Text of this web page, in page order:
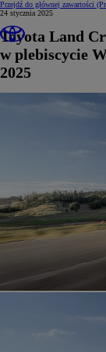
Przejdź do głównej zawartości
24 stycznia 2025
Toyota Land
w plebiscycie
2025